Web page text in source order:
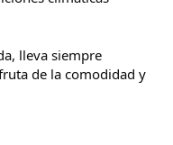
lleva siempre
de la comodidad y